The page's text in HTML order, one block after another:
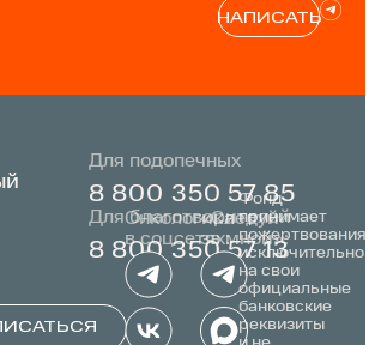
НАПИСАТЬ
Для подопечных
8 800 350 57 85
Для благотворителей
8 800 350 57 13
Онкологика
в соцсетях:
«Следуй
за мной»:
Фонд
принимает
пожертвования
исключительно
на свои
официальные
банковские
реквизиты